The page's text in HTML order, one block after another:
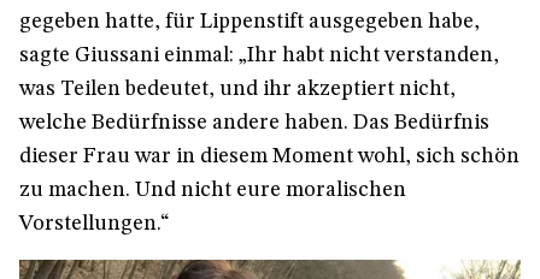
gegeben hatte, für Lippenstift ausgegeben habe,
sagte Giussani einmal: „Ihr habt nicht verstanden,
was Teilen bedeutet, und ihr akzeptiert nicht,
welche Bedürfnisse andere haben. Das Bedürfnis
dieser Frau war in diesem Moment wohl, sich schön
zu machen. Und nicht eure moralischen
Vorstellungen.“